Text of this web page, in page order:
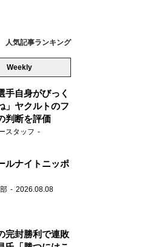
人気記事ランキング
Weekly
手自身がびっく
」ヤクルトのフ
判断を評価
スタッフ
ルナイトニッポ
2026.08.08
完封勝利で連敗